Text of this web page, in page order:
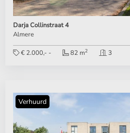
Darja Collinstraat 4
Almere
€ 2.000,- - 82 m2 3
Verhuurd